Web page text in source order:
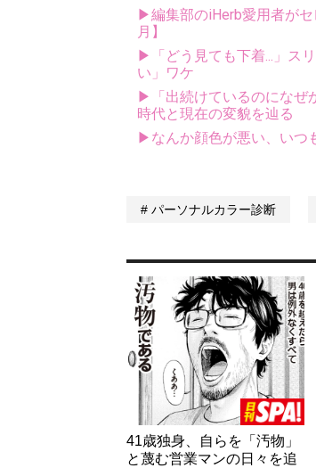
▶編集部のiHerb愛用者が
月】
▶「どう見ても下着...」ス
い」ワケ
▶「出続けているのになぜ
時代と現在の変貌を辿る
▶なんか顔色が悪い、いつ
パーソナルカラー診断
41歳独身、自らを「汚物」
と蔑む営業マンの日々を追